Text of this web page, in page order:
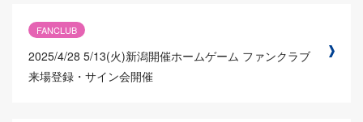
FANCLUB
2025/4/28 5/13(火)新潟開催ホームゲーム ファンクラブ
来場登録・サイン会開催